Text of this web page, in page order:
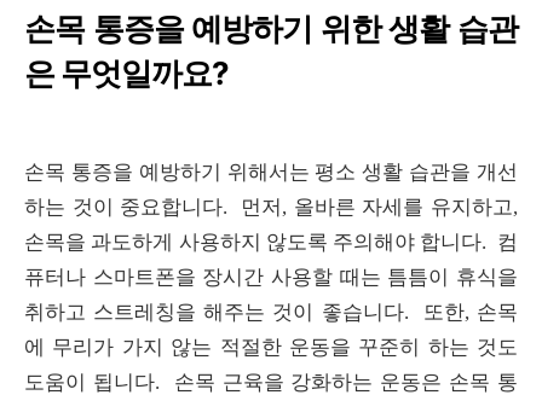
손목 통증을 예방하기 위한 생활 습관
은 무엇일까요?
손목 통증을 예방하기 위해서는 평소 생활 습관을 개선
하는 것이 중요합니다. 먼저, 올바른 자세를 유지하고,
손목을 과도하게 사용하지 않도록 주의해야 합니다. 컴
퓨터나 스마트폰을 장시간 사용할 때는 틈틈이 휴식을
취하고 스트레칭을 해주는 것이 좋습니다. 또한, 손목
에 무리가 가지 않는 적절한 운동을 꾸준히 하는 것도
도움이 됩니다. 손목 근육을 강화하는 운동은 손목 통